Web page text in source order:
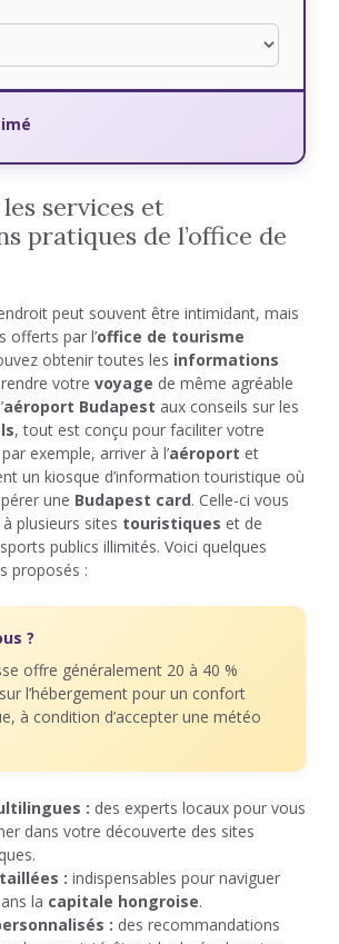
services et
pratiques de l’office de
peut souvent être intimidant, mais
offerts par l’office de tourisme
obtenir toutes les informations
votre voyage de même agréable
aéroport Budapest aux conseils sur les
, tout est conçu pour faciliter votre
exemple, arriver à l’aéroport et
un kiosque d’information touristique où
une Budapest card. Celle-ci vous
plusieurs sites touristiques et de
publics illimités. Voici quelques
proposés :
?
offre généralement 20 à 40 %
l’hébergement pour un confort
à condition d’accepter une météo
: des experts locaux pour vous
dans votre découverte des sites
: indispensables pour naviguer
la capitale hongroise.
: des recommandations